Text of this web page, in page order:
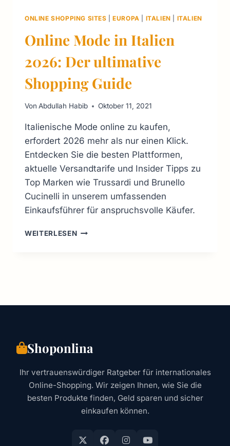
ONLINE SHOPPING SITES |EUROPA ITALIEN ITALIEN
Online Mode in Italien
2026: Der ultimative
Shopping Guide
Von Abdullah Habib Oktober 11, 2021
Italienische Mode online zu kaufen,
erfordert 2026 mehr als nur einen Klick.
Entdecken Sie die besten Plattformen,
aktuelle Versandtarife und Insider Tipps zu
Top Marken wie Trussardi und Brunello
Cucinelli in unserem umfassenden
Einkaufsführer für anspruchsvolle Käufer.
WEITERLESENONLINE
SHOPPING
Shoponlina
Ihr vertrauenswürdiger Ratgeber für internationales
Online-Shopping. Wir zeigen Ihnen, wie Sie die
besten Produkte finden, Geld sparen und sicher
einkaufen können.